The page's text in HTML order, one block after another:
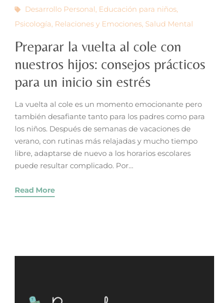
Desarrollo Personal, Educación para niños,
Psicología, Relaciones y Emociones, Salud Mental
Preparar la vuelta al cole con
nuestros hijos: consejos prácticos
para un inicio sin estrés
La vuelta al cole es un momento emocionante pero
también desafiante tanto para los padres como para
los niños. Después de semanas de vacaciones de
verano, con rutinas más relajadas y mucho tiempo
libre, adaptarse de nuevo a los horarios escolares
puede resultar complicado. Por…
Read More